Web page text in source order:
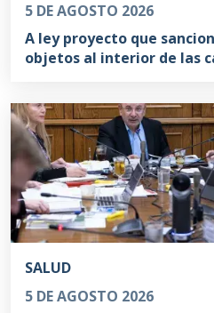
5 DE AGOSTO 2026
A ley proyecto que
objetos al interior de las
SALUD
5 DE AGOSTO 2026